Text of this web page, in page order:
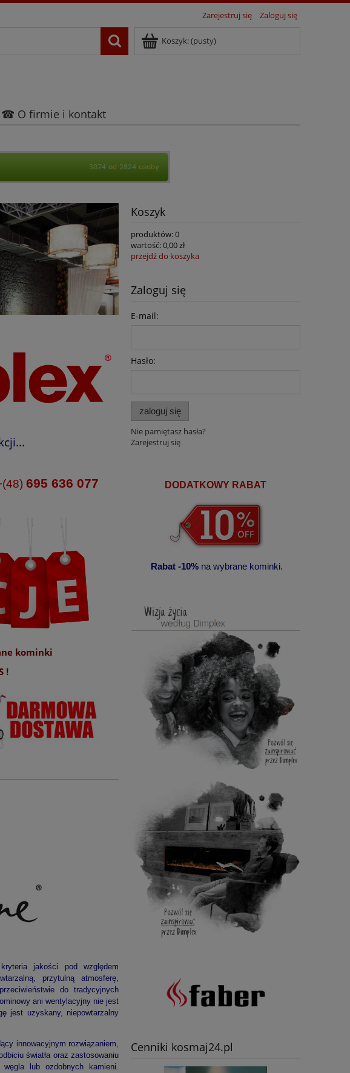
Zarejestruj się Zaloguj się
Koszyk:(pusty)
☎ O firmie i kontakt
695 636 077
kominki
!
jakości pod względem
przytulną atmosferę,
do tradycyjnych
ani wentylacyjny nie jest
jest uzyskany, niepowtarzalny
innowacyjnym rozwiązaniem,
światła oraz zastosowaniu
lub ozdobnych kamieni.
Koszyk
produktów:0
wartość:0,00 zł
przejdź do koszyka
Zaloguj się
E-mail:
Hasło:
zaloguj się
Nie pamiętasz hasła?
Zarejestruj się
DODATKOWY RABAT
Rabat -10% na wybrane kominki.
Cenniki kosmaj24.pl